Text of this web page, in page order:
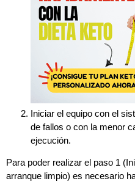
Iniciar el equipo con el
de fallos o con la menor
ejecución.
Para poder realizar el paso 1
arranque limpio) es necesario